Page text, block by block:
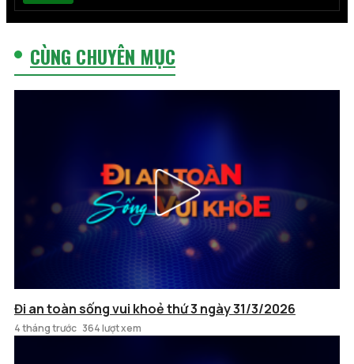
CÙNG CHUYÊN MỤC
Đi an toàn sống vui khoẻ thứ 3 ngày 31/3/2026
4 tháng trước 364 lượt xem